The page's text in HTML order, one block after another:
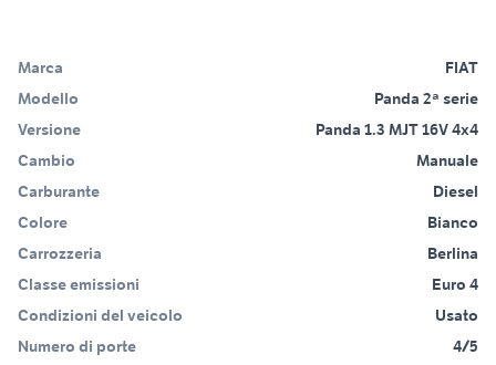
Marca
FIAT
Modello
Panda 2ª serie
Versione
Panda 1.3 MJT 16V 4x4
Cambio
Manuale
Carburante
Diesel
Colore
Bianco
Carrozzeria
Berlina
Classe emissioni
Euro 4
Condizioni del veicolo
Usato
Numero di porte
4/5